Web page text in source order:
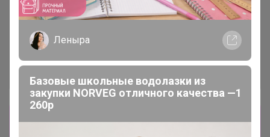
Сбор заказов в данной закупке
Леныра
Базовые школьные водолазки из
закупки NORVEG отличного качества —1
260р